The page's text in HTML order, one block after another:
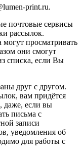
print.ru.
почтовые сервисы
рассылок.
просматривать
они смогут
списка, если Вы
друг с другом.
вам придётся
даже, если вы
письма с
записи
уведомления об
для работы с